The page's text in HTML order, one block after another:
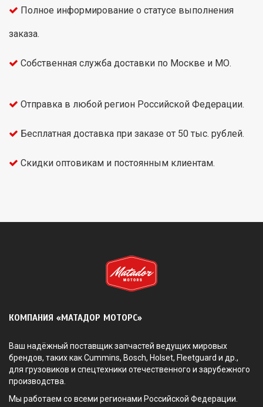
Полное информирование о статусе выполнения
заказа.
Собственная служба доставки по Москве и МО.
Отправка в любой регион Российской Федерации.
Бесплатная доставка при заказе от 50 тыс. рублей.
Скидки оптовикам и постоянным клиентам.
КОМПАНИЯ «МАТАДОР МОТОРС»
Ваш надёжный поставщик запчастей ведущих мировых
брендов, таких как Cummins, Bosch, Holset, Fleetguard и др.,
для грузовиков и спецтехники отечественного и зарубежного
производства.
Мы работаем со всеми регионами Российской Федерации.